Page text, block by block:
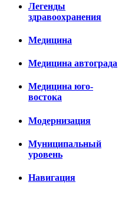
Легенды
здравоохранения
Медицина
Медицина автограда
Медицина юго-
востока
Модернизация
Муниципальный
уровень
Навигация